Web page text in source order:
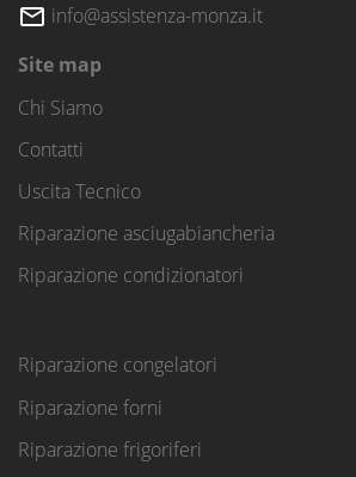
info@assistenza-monza.it
Site map
Chi Siamo
Contatti
Uscita Tecnico
Riparazione asciugabiancheria
Riparazione condizionatori
Riparazione congelatori
Riparazione forni
Riparazione frigoriferi